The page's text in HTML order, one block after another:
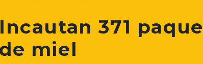
Incautan 371
de miel